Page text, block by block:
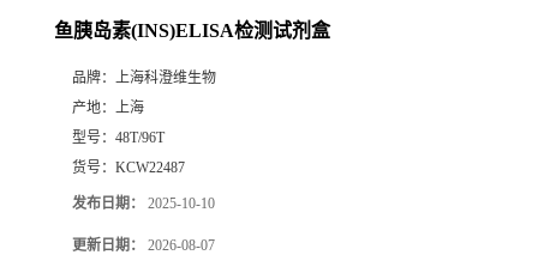
鱼胰岛素(INS)ELISA检测试剂盒
品牌：
上海科澄维生物
产地：
上海
型号： 48T/96T
货号： KCW22487
发布日期： 2025-10-10
更新日期： 2026-08-07